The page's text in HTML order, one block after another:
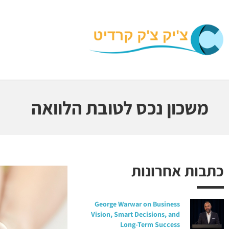
משכון נכס לטובת הלוואה
כתבות אחרונות
George Warwar on Business
Vision, Smart Decisions, and
Long-Term Success